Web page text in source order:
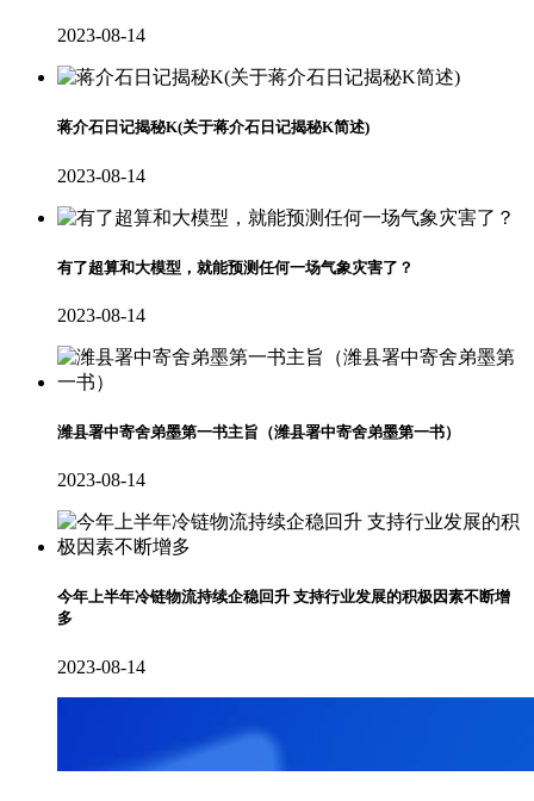
2023-08-14
蒋介石日记揭秘K(关于蒋介石日记揭秘K简述)
2023-08-14
有了超算和大模型，就能预测任何一场气象灾害了？
2023-08-14
潍县署中寄舍弟墨第一书主旨（潍县署中寄舍弟墨第一书）
2023-08-14
今年上半年冷链物流持续企稳回升 支持行业发展的积极因素不断增
多
2023-08-14